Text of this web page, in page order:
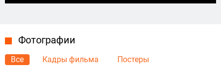
Фотографии
Все Кадры фильма Постеры